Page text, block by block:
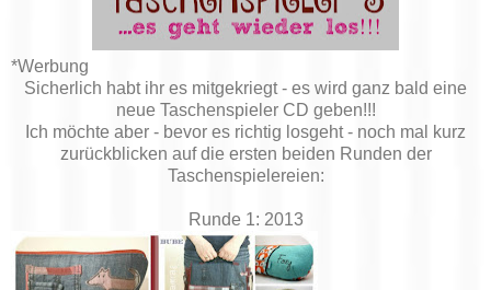
*Werbung
Sicherlich habt ihr es mitgekriegt - es wird ganz bald eine
neue Taschenspieler CD geben!!!
Ich möchte aber - bevor es richtig losgeht - noch mal kurz
zurückblicken auf die ersten beiden Runden der
Taschenspielereien:
Runde 1: 2013